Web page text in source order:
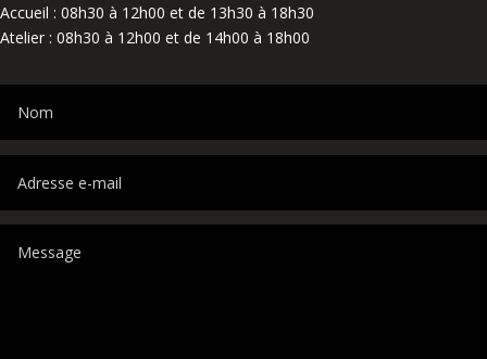
Accueil : 08h30 à 12h00 et de 13h30 à 18h30
Atelier : 08h30 à 12h00 et de 14h00 à 18h00